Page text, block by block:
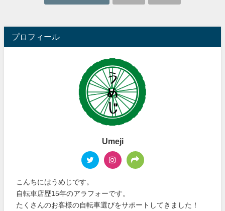
プロフィール
Umeji
こんちにはうめじです。
自転車店歴15年のアラフォーです。
たくさんのお客様の自転車選びをサポートしてきました！